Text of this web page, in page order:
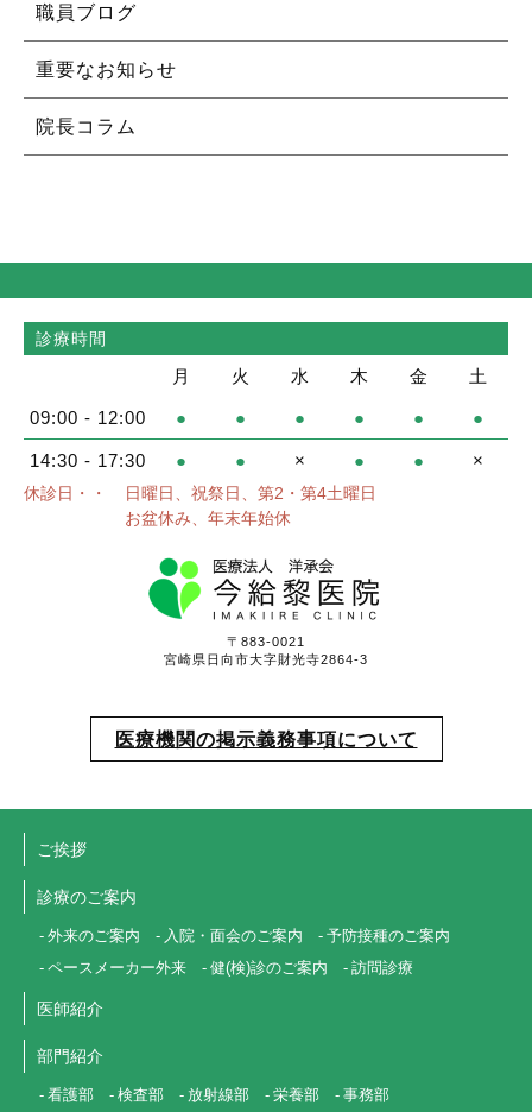
職員ブログ
重要なお知らせ
院長コラム
診療時間
月 火 水 木 金 土
09:00 - 12:00 ● ● ● ● ● ●
14:30 - 17:30 ● ● × ● ● ×
休診日・・
日曜日、祝祭日、第2・第4土曜日
お盆休み、年末年始休
〒883-0021
宮崎県日向市大字財光寺2864-3
医療機関の掲示義務事項について
ご挨拶
診療のご案内
外来のご案内 入院・面会のご案内
予防接種のご案内
ペースメーカー外来
健(検)診のご案内 訪問診療
医師紹介
部門紹介
看護部 検査部 放射線部 栄養部 事務部